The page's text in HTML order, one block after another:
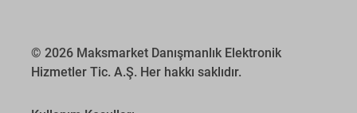
© 2026 Maksmarket Danışmanlık Elektronik
Hizmetler Tic. A.Ş. Her hakkı saklıdır.